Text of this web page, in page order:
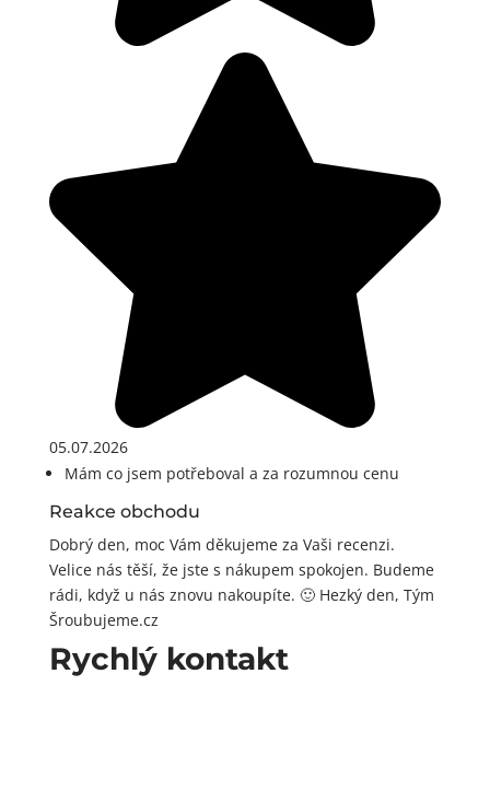
05.07.2026
Mám co jsem potřeboval a za rozumnou cenu
Reakce obchodu
Dobrý den, moc Vám děkujeme za Vaši recenzi.
Velice nás těší, že jste s nákupem spokojen. Budeme
rádi, když u nás znovu nakoupíte. 🙂 Hezký den, Tým
Šroubujeme.cz
Rychlý kontakt